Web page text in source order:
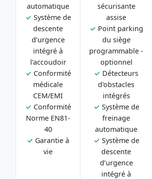
automatique
✓ Système de
descente
d’urgence
intégré à
l’accoudoir
✓ Conformité
médicale
CEM/EMI
✓ Conformité
Norme EN81-
40
✓ Garantie à
vie
sécurisante
assise
✓ Point parking
du siège
programmable -
optionnel
✓ Détecteurs
d'obstacles
intégrés
✓ Système de
freinage
automatique
✓ Système de
descente
d’urgence
intégré à